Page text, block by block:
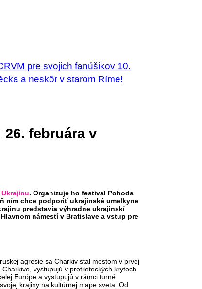
pre svojich fanúšikov 10.
a neskôr v starom Ríme!
februára v
. Organizuje ho festival Pohoda
ním chce podporiť ukrajinské umelkyne
predstavia výhradne ukrajinskí
námestí v Bratislave a vstup pre
ruskej agresie sa Charkiv stal mestom v prvej
vystupujú v protileteckých krytoch
Európe a vystupujú v rámci turné
krajiny na kultúrnej mape sveta. Od